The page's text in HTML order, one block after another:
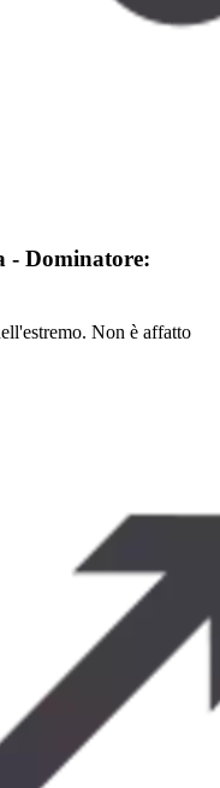
- Dominatore:
Non è affatto